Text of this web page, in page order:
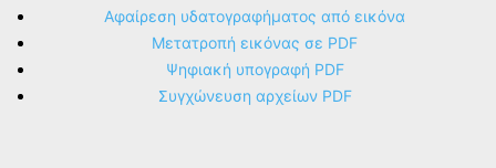
Αφαίρεση υδατογραφήματος από εικόνα
Μετατροπή εικόνας σε PDF
Ψηφιακή υπογραφή PDF
Συγχώνευση αρχείων PDF